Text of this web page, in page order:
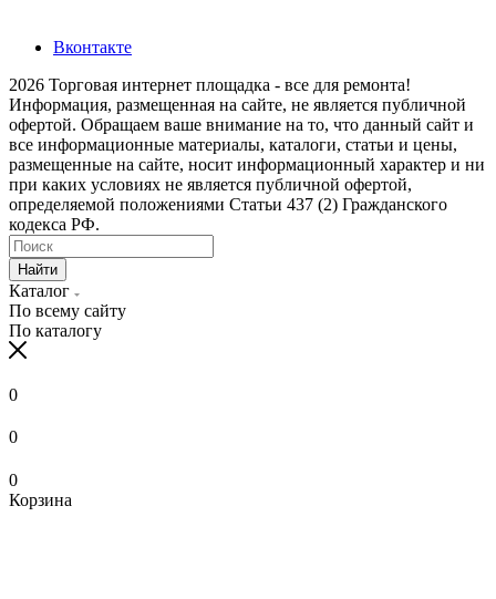
Вконтакте
2026 Торговая интернет площадка - все для ремонта!
Информация, размещенная на сайте, не является публичной
офертой. Обращаем ваше внимание на то, что данный сайт и
все информационные материалы, каталоги, статьи и цены,
размещенные на сайте, носит информационный характер и ни
при каких условиях не является публичной офертой,
определяемой положениями Статьи 437 (2) Гражданского
кодекса РФ.
Найти
Каталог
По всему сайту
По каталогу
0
0
0
Корзина